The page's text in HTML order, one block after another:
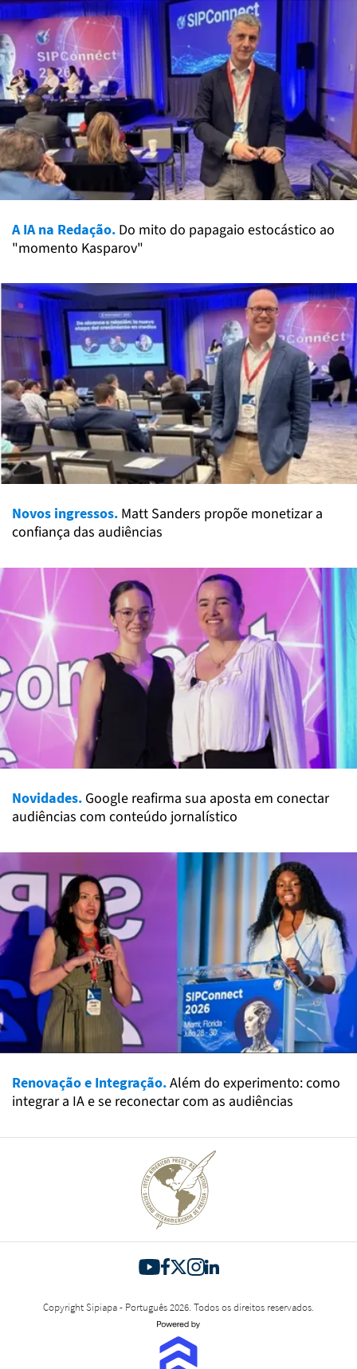
A IA na Redação. Do mito do papagaio estocástico ao
"momento Kasparov"
Novos ingressos. Matt Sanders propõe monetizar a
confiança das audiências
Novidades. Google reafirma sua aposta em conectar
audiências com conteúdo jornalístico
Renovação e Integração.Além do experimento: como
integrar a IA e se reconectar com as audiências
Copyright Sipiapa - Português 2026. Todos os direitos reservados.